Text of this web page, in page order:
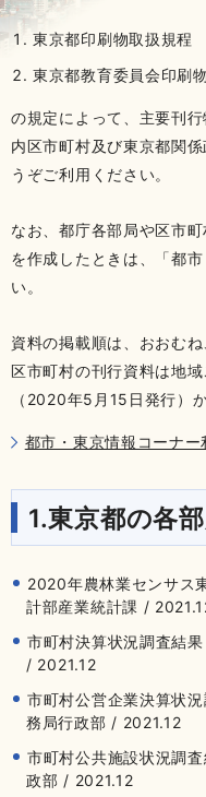
東京都印刷物取扱規程
東京都教育委員会印刷
の規定によって、主要刊
内区市町村及び東京都関
うぞご利用ください。
なお、都庁各部局や区市
を作成したときは、「都
い。
資料の掲載順は、おおむ
区市町村の刊行資料は地
（2020年5月15日発行）
都市・東京情報コーナー
1.東京都の各
2020年農林業センサス
計部産業統計課 /
市町村決算状況調査結
/ 2021.12
市町村公営企業決算状
務局行政部 / 2021.12
市町村公共施設状況調
政部 / 2021.12